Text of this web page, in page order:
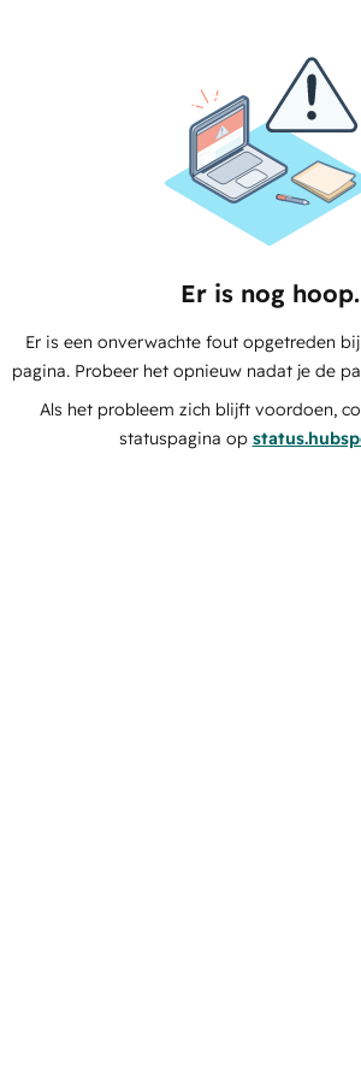
Er is nog hoop.
Er is een onverwachte fout opgetreden
pagina. Probeer het opnieuw nadat je de
Als het probleem zich blijft voordoen,
statuspagina op